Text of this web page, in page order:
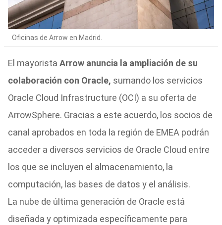
Oficinas de Arrow en Madrid.
El mayorista Arrow anuncia la ampliación de su
colaboración con Oracle, sumando los servicios
Oracle Cloud Infrastructure (OCI) a su oferta de
ArrowSphere. Gracias a este acuerdo, los socios de
canal aprobados en toda la región de EMEA podrán
acceder a diversos servicios de Oracle Cloud entre
los que se incluyen el almacenamiento, la
computación, las bases de datos y el análisis.
La nube de última generación de Oracle está
diseñada y optimizada específicamente para